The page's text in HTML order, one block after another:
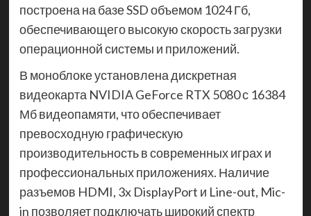
построена на базе SSD объемом 1024 Гб,
обеспечивающего высокую скорость загрузки
операционной системы и приложений.
В моноблоке установлена дискретная
видеокарта NVIDIA GeForce RTX 5080 с 16384
Мб видеопамяти, что обеспечивает
превосходную графическую
производительность в современных играх и
профессиональных приложениях. Наличие
разъемов HDMI, 3x DisplayPort и Line-out, Mic-
in позволяет подключать широкий спектр